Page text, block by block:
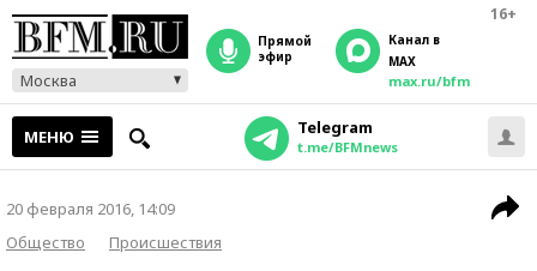
16+
Москва
прямой
эфир
Канал в
MAX
max.ru/bfm
МЕНЮ Telegram
t.me/BFMnews
20 февраля 2016, 14:09
Общество
Происшествия